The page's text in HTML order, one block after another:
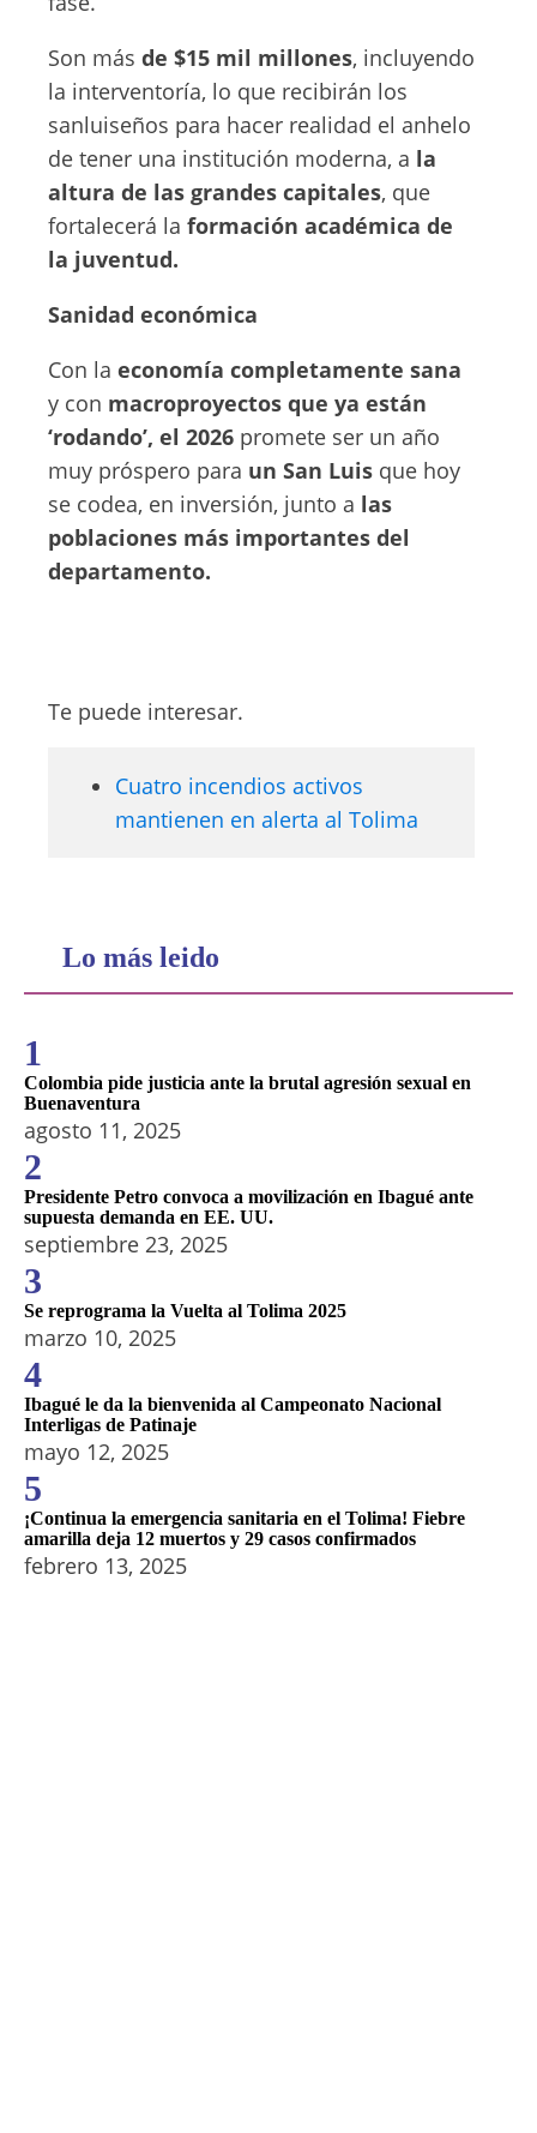
Son más de $15 mil millones, incluyendo
la interventoría, lo que recibirán los
sanluiseños para hacer realidad el anhelo
de tener una institución moderna, a la
altura de las grandes capitales, que
fortalecerá la formación académica de
la juventud.
Sanidad económica
Con la economía completamente sana
y con macroproyectos que ya están
‘rodando’, el 2026 promete ser un año
muy próspero para un San Luis que hoy
se codea, en inversión, junto a las
poblaciones más importantes del
departamento.
Te puede interesar.
Cuatro incendios activos
mantienen en alerta al Tolima
Lo más leido
1
Colombia pide justicia ante la brutal agresión sexual en
Buenaventura
agosto 11, 2025
2
Presidente Petro convoca a movilización en Ibagué ante
supuesta demanda en EE. UU.
septiembre 23, 2025
3
Se reprograma la Vuelta al Tolima 2025
marzo 10, 2025
4
Ibagué le da la bienvenida al Campeonato Nacional
Interligas de Patinaje
mayo 12, 2025
5
¡Continua la emergencia sanitaria en el Tolima! Fiebre
amarilla deja 12 muertos y 29 casos confirmados
febrero 13, 2025